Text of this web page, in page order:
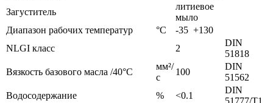
Загуститель
литиевое
мыло
Диапазон рабочих температур
°С
-35 +130
NLGI класс
2
DIN
51818
Вязкость базового масла /40°С
мм²/
с
100
DIN
51562
Водосодержание
% <0.1
DIN
51777/T1